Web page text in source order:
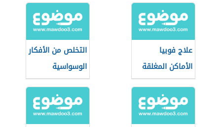
علاج فوبيا
الأماكن المغلقة
التخلص من الأفكار
الوسواسية